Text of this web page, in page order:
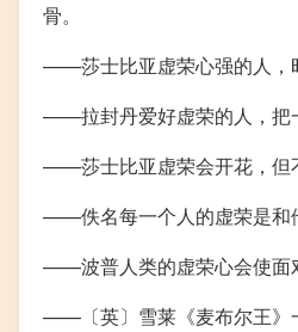
骨。
——莎士比亚虚荣心强的人，
——拉封丹爱好虚荣的人，把
——莎士比亚虚荣会开花，但
——佚名每一个人的虚荣是和
——波普人类的虚荣心会使面
——〔英〕雪莱《麦布尔王》